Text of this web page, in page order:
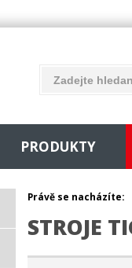
PRODUKTY
Právě se nacházíte:
STROJE